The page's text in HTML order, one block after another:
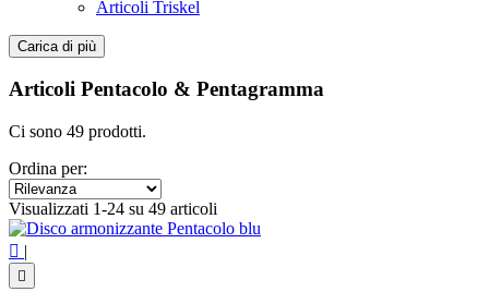
Articoli Triskel
Cancella filtri
€
Fasi lunari 2
Luna 1
Nazar Boncuk 1
Carica di più
Articoli Pentacolo & Pentagramma
Ci sono 49 prodotti.
Ordina per:
Visualizzati 1-24 su 49 articoli
 |
